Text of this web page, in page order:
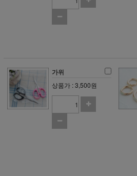
가위
상품가 : 3,500원